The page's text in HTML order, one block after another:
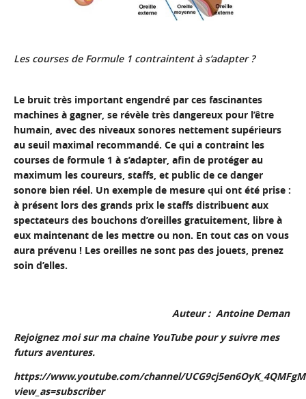
Les courses de Formule 1 contraintent à s’adapter ?
Le bruit très important engendré par ces fascinantes
machines à gagner, se révèle très dangereux pour l’être
humain, avec des niveaux sonores nettement supérieurs
au seuil maximal recommandé. Ce qui a contraint les
courses de formule 1 à s’adapter, afin de protéger au
maximum les coureurs, staffs, et public de ce danger
sonore bien réel. Un exemple de mesure qui ont été prise :
à présent lors des grands prix le staffs distribuent aux
spectateurs des bouchons d’oreilles gratuitement, libre à
eux maintenant de les mettre ou non. En tout cas on vous
aura prévenu ! Les oreilles ne sont pas des jouets, prenez
soin d’elles.
Auteur : Antoine Deman
Rejoignez moi sur ma chaine YouTube pour y suivre mes
futurs aventures.
https://www.youtube.com/channel/
view_as=subscriber